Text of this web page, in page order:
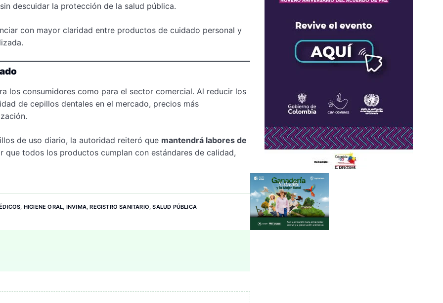
descuidar la protección de la salud pública.
con mayor claridad entre productos de cuidado personal y
los consumidores como para el sector comercial. Al reducir los
de cepillos dentales en el mercado, precios más
de uso diario, la autoridad reiteró que mantendrá labores de
que todos los productos cumplan con estándares de calidad,
, HIGIENE ORAL, INVIMA,REGISTRO SANITARIO,SALUD PÚBLICA